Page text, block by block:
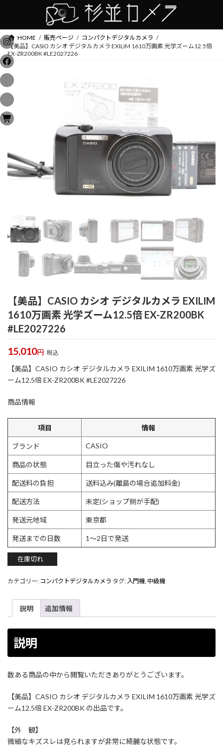
ン
ツ
へ
ス
キ
ッ
プ
ー
シ
ョ
ン
に
移
動
HOME 販売ページ
コンパクトデジタルカメラ
【美品】CASIO カシオ デジタルカメラ EXILIM 1610万画素 光学ズーム12.5倍
EX-ZR200BK #LE2027226
【美品】CASIO カシオ デジタルカメラ EXILIM
1610万画素 光学ズーム12.5倍 EX-ZR200BK
#LE2027226
15,010円 税込
【美品】CASIO カシオ デジタルカメラ EXILIM 1610万画素 光学ズ
ーム12.5倍 EX-ZR200BK #LE2027226
商品情報
項目 情報
ブランド CASIO
商品の状態 目立った傷や汚れなし
配送料の負担 送料込み(離島の場合追加料金)
配送方法 未定(ショップ側が手配)
発送元地域 東京都
発送までの日数 1〜2日で発送
在庫切れ
カテゴリー: コンパクトデジタルカメラ タグ:入門機, 中級機
説明 追加情報
説明
数ある商品の中から閲覧いただきありがとうございます。
【美品】CASIO カシオ デジタルカメラ EXILIM 1610万画素 光学ズ
ーム12.5倍 EX-ZR200BK の出品です。
【外 観】
微細なキズスレは見られますが非常に綺麗な状態です。